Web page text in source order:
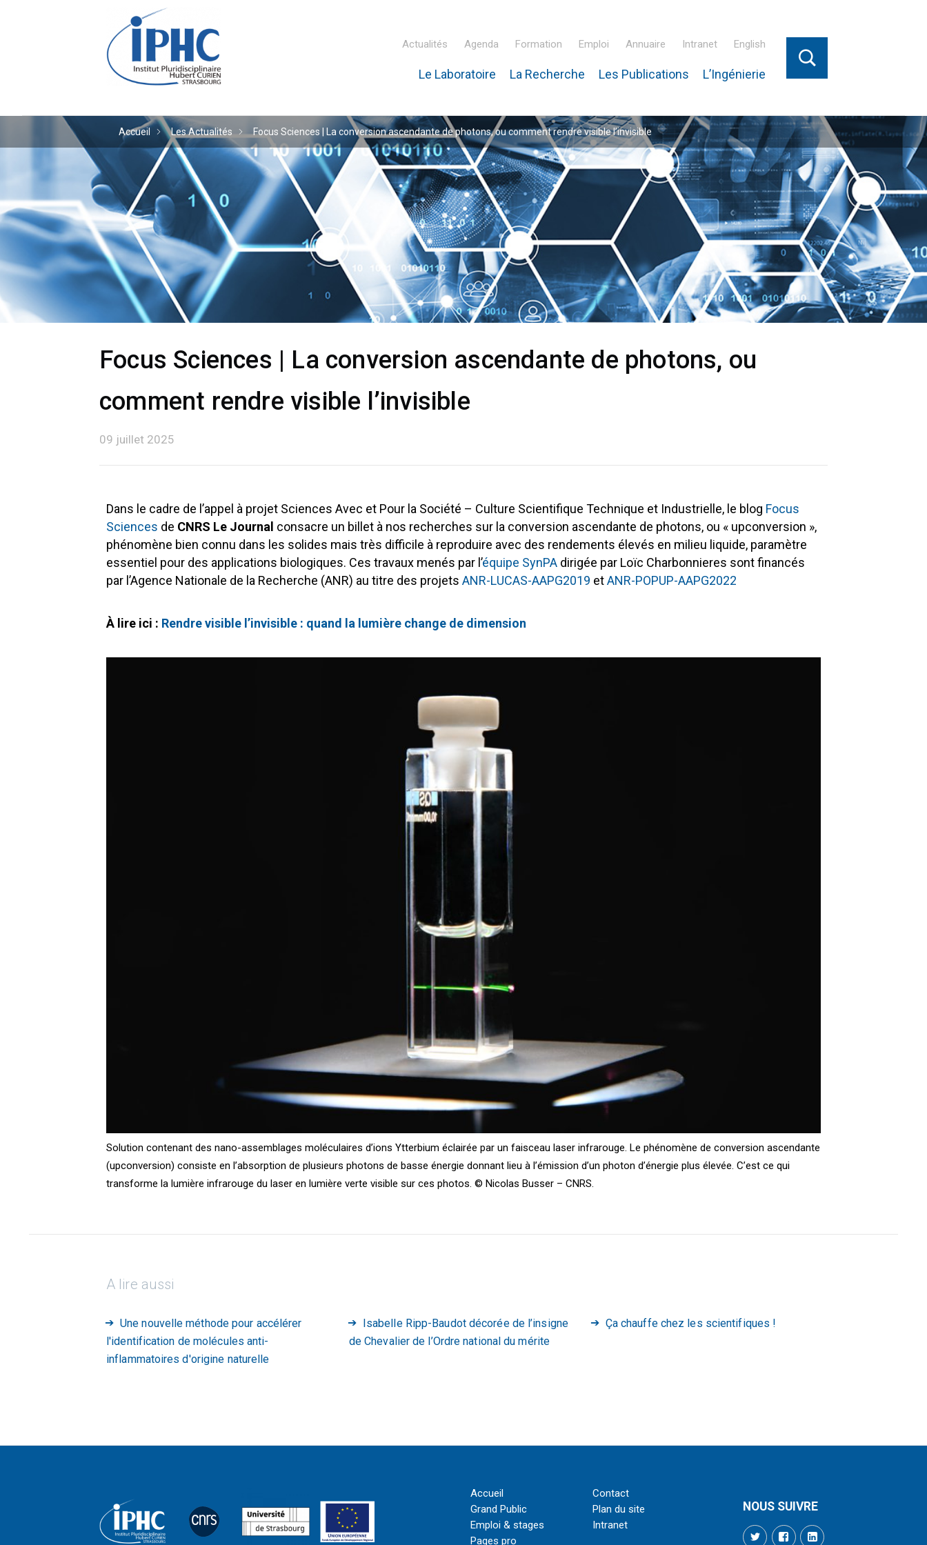
Institut pluridisciplinaire Hubert Curien – IPHC
Actualités Agenda Formation Emploi Annuaire Intranet English
Le Laboratoire La Recherche Les Publications L’Ingénierie
Accueil Les Actualités Focus Sciences | La conversion ascendante de photons, ou comment rendre visible l’invisible
Focus Sciences | La conversion ascendante de photons, ou
comment rendre visible l’invisible
09 juillet 2025
Dans le cadre de l’appel à projet Sciences Avec et Pour la Société – Culture Scientifique Technique et Industrielle, le blog Focus
Sciences de CNRS Le Journal consacre un billet à nos recherches sur la conversion ascendante de photons, ou « upconversion »,
phénomène bien connu dans les solides mais très difficile à reproduire avec des rendements élevés en milieu liquide, paramètre
essentiel pour des applications biologiques. Ces travaux menés par l’équipe SynPA dirigée par Loïc Charbonnieres sont financés
par l’Agence Nationale de la Recherche (ANR) au titre des projets ANR-LUCAS-AAPG2019 etANR-POPUP-AAPG2022
À lire ici : Rendre visible l’invisible : quand la lumière change de dimension
Solution contenant des nano-assemblages moléculaires d’ions Ytterbium éclairée par un faisceau laser infrarouge. Le phénomène de conversion ascendante
(upconversion) consiste en l’absorption de plusieurs photons de basse énergie donnant lieu à l’émission d’un photon d’énergie plus élevée. C’est ce qui
transforme la lumière infrarouge du laser en lumière verte visible sur ces photos. © Nicolas Busser – CNRS.
A lire aussi
Une nouvelle méthode pour accélérer
l'identification de molécules anti-
inflammatoires d'origine naturelle
Isabelle Ripp-Baudot décorée de l’insigne
de Chevalier de l’Ordre national du mérite
Ça chauffe chez les scientifiques !
Accueil
Grand Public
Emploi & stages
Pages pro
Contact
Plan du site
Intranet
NOUS SUIVRE
TwitterFacebookLinkedIn